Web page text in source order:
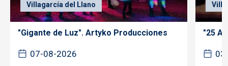
Villagarcía del Llano
"Gigante de Luz". Artyko Producciones
07-08-2026
"25